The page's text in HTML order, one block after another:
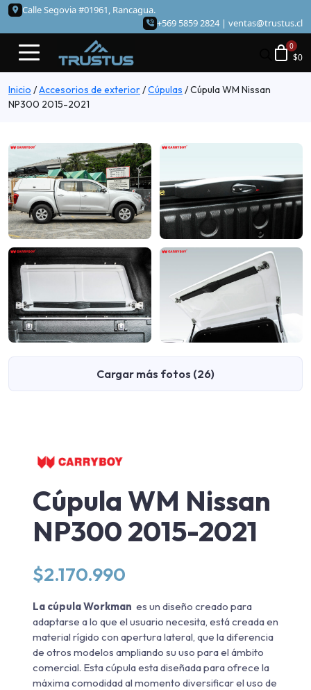
Calle Segovia #01961, Rancagua.
+569 5859 2824 | ventas@trustus.cl
$0
Inicio /Accesorios de exterior/Cúpulas /Cúpula WM Nissan
NP300 2015-2021
Cargar más fotos (26)
Cúpula WM Nissan
NP300 2015-2021
$2.170.990
La cúpula Workman es un diseño creado para
adaptarse a lo que el usuario necesita, está creada en
material rígido con apertura lateral, que la diferencia
de otros modelos ampliando su uso para el ámbito
comercial. Esta cúpula esta diseñada para ofrece la
máxima comodidad al momento diversificar el uso de